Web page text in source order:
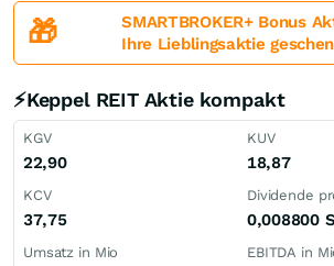
🎁
SMARTBROKER+ Bonus
Ihre Lieblingsaktie
⚡Keppel REIT Aktie kompakt
KGV
22,90
KUV
18,87
KCV
37,75
Dividende
0,008800
Umsatz in Mio EBITDA in